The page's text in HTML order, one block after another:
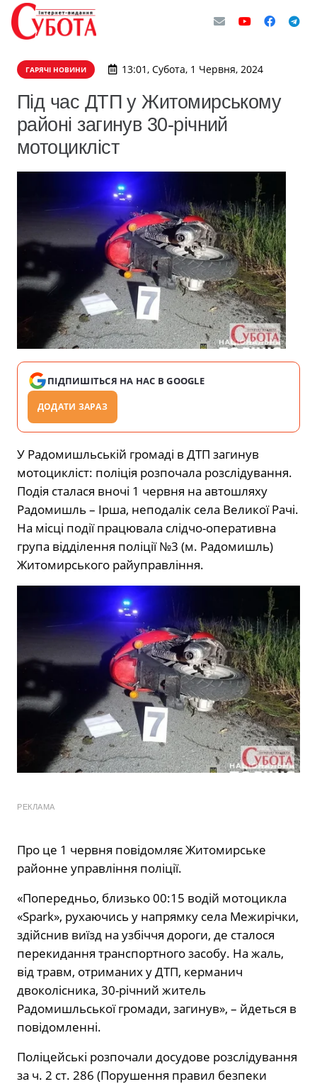
ГАРЯЧІ НОВИНИ 13:01, Субота, 1 Червня, 2024
Під час ДТП у Житомирському
районі загинув 30-річний
мотоцикліст
ПІДПИШІТЬСЯ НА НАС В GOOGLE
ДОДАТИ ЗАРАЗ
У Радомишльській громаді в ДТП загинув
мотоцикліст: поліція розпочала розслідування.
Подія сталася вночі 1 червня на автошляху
Радомишль – Ірша, неподалік села Великої Рачі.
На місці події працювала слідчо-оперативна
група відділення поліції №3 (м. Радомишль)
Житомирського райуправління.
РЕКЛАМА
Про це 1 червня повідомляє Житомирське
районне управління поліції.
«Попередньо, близько 00:15 водій мотоцикла
«Spark», рухаючись у напрямку села Межирічки,
здійснив виїзд на узбіччя дороги, де сталося
перекидання транспортного засобу. На жаль,
від травм, отриманих у ДТП, керманич
двоколісника, 30-річний житель
Радомишльської громади, загинув», – йдеться в
повідомленні.
Поліцейські розпочали досудове розслідування
за ч. 2 ст. 286 (Порушення правил безпеки